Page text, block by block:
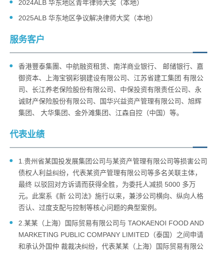
2024ALB 华东地区青年律师大奖（本地）
2025ALB 华东地区争议解决律师大奖（本地）
服务客户
香港豐泰集團、中航融资租赁、南洋商业银行、 邮储银行、嘉
御资本、上海宝钢彩钢建设有限公司、江苏省建工集团 有限公
司、长江养老保险股份有限公司、中保投资有限责任公司、永
诚财产保险股份有限公司、国华兴益资产管理有限公司、旭辉
集团、 大华集团、金外滩集团、江森自控（中国）等。
代表业绩
1.贵州省某国投发展集团公司与某资产管理有限公司等损害公司
债权人利益纠纷，代表某资产管理有限公司等多名关联主体，
最终 以驳回对方诉请而获得全胜，为委托人减损 5000 多万
元。此案系《新 公司法》施行以来，兼涉公司横向、纵向人格
否认、过度支配与控制等核心问题的典型案例。
2.某某（上海）国际贸易有限公司与 TAOKAENOI FOOD AND
MARKETING PUBLIC COMPANY LIMITED（泰国）之间申请
和承认外国仲 裁裁决纠纷，代表某某（上海）国际贸易有限公